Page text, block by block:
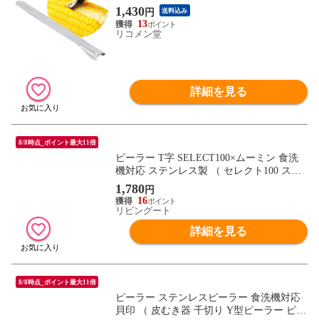
AS0051 ステンレス EATCO イートコ Yoshi
kawa プレゼント ギフト 贈り物 料理 調理
用品【メール便配送】
1,430円 送料込み
13
リコメン堂
詳細を見る
8/8時点_ポイント最大11倍
ピーラー T字 SELECT100×ムーミン 食洗
機対応 ステンレス製 （ セレクト100 ステ
ンレスピーラー 皮むき器 スライス ピーラ
ー皮むき器 T型 調理小道具 下ごしらえ用
品 キッチン用品 ピューラー キッチンツー
ル 野菜スライサー ）
1,780円
16
リビングート
詳細を見る
8/8時点_ポイント最大11倍
ピーラー ステンレスピーラー 食洗機対応
貝印 （ 皮むき器 千切り Y型ピーラー ピュ